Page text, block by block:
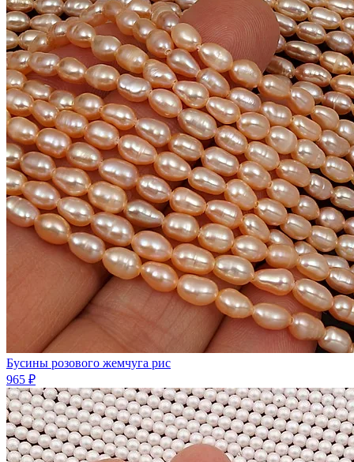
Бусины розового жемчуга рис
965 ₽